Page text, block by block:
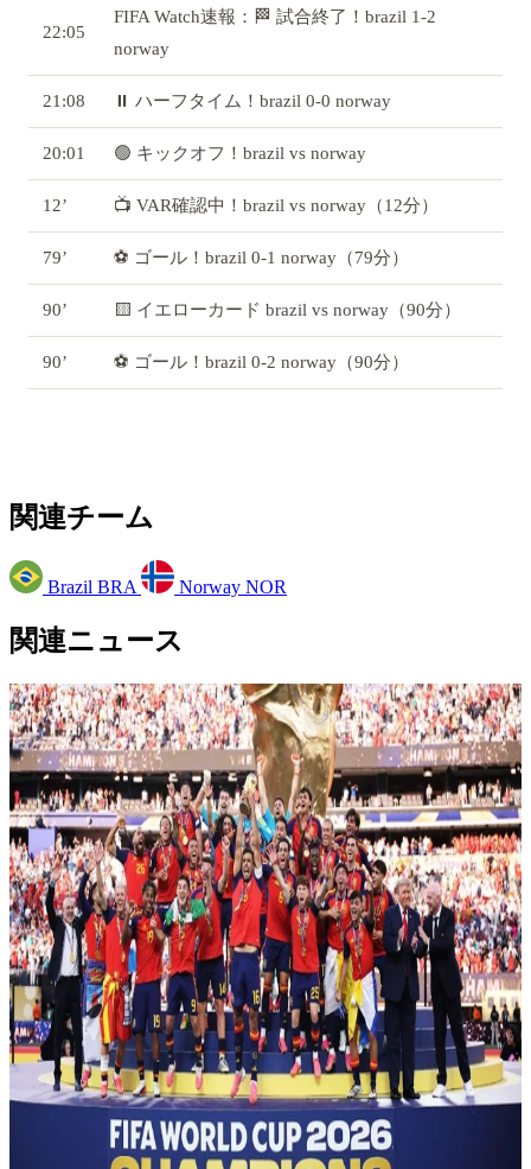
22:05
FIFA Watch速報：🏁 試合終了！brazil 1-2
norway
21:08 ⏸️ ハーフタイム！brazil 0-0 norway
20:01 🟢 キックオフ！brazil vs norway
12’ 📺 VAR確認中！brazil vs norway（12分）
79’ ⚽ ゴール！brazil 0-1 norway（79分）
90’ 🟨 イエローカード brazil vs norway（90分）
90’ ⚽ ゴール！brazil 0-2 norway（90分）
関連チーム
Brazil BRA Norway NOR
関連ニュース